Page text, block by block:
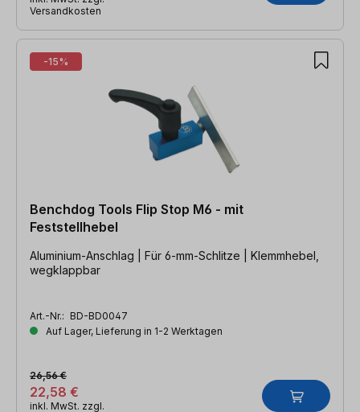
Versandkosten
-15%
Benchdog Tools Flip Stop M6 - mit
Feststellhebel
Aluminium-Anschlag | Für 6-mm-Schlitze | Klemmhebel,
wegklappbar
Art.-Nr.: BD-BD0047
Auf Lager, Lieferung in 1-2 Werktagen
22,58 €
26,56 €
inkl. MwSt. zzgl.